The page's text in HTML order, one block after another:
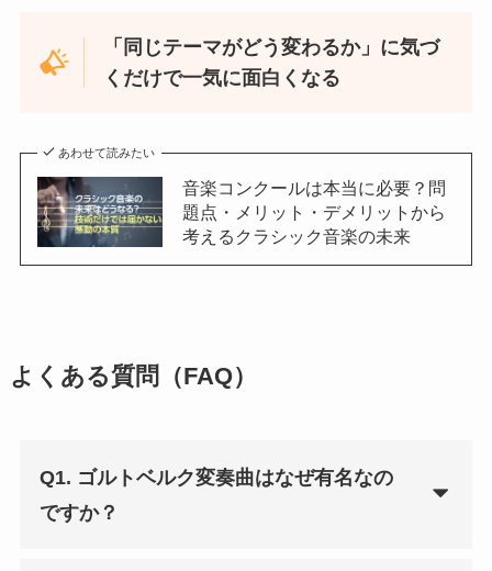
「同じテーマがどう変わるか」に気づ
くだけで一気に面白くなる
あわせて読みたい
音楽コンクールは本当に必要？問
題点・メリット・デメリットから
考えるクラシック音楽の未来
よくある質問（FAQ）
Q1. ゴルトベルク変奏曲はなぜ有名なの
ですか？